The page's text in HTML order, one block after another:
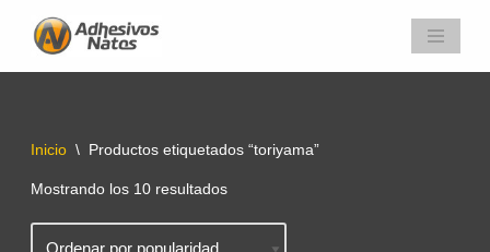
Saltar
Inicio \ Productos etiquetados “toriyama”
Mostrando los 10 resultados